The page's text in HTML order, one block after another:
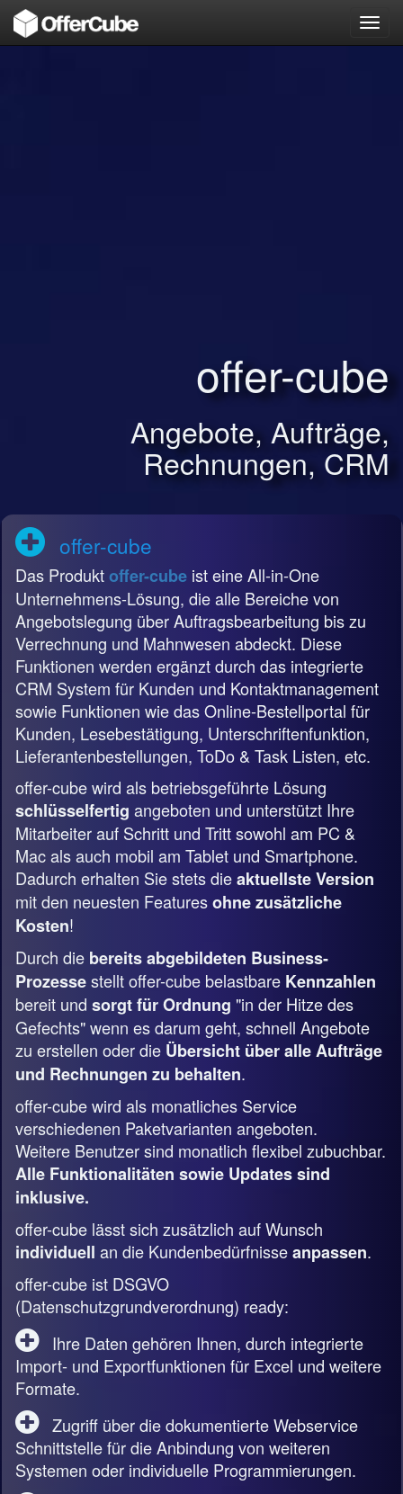
offer-cube
Angebote, Aufträge,
Rechnungen, CRM
offer-cube
Das Produktoffer-cube ist eine All-in-One
Unternehmens-Lösung, die alle Bereiche von
Angebotslegung über Auftragsbearbeitung bis zu
Verrechnung und Mahnwesen abdeckt. Diese
Funktionen werden ergänzt durch das integrierte
CRM System für Kunden und Kontaktmanagement
sowie Funktionen wie das Online-Bestellportal für
Kunden, Lesebestätigung, Unterschriftenfunktion,
Lieferantenbestellungen, ToDo & Task Listen, etc.
offer-cube wird als betriebsgeführte Lösung
schlüsselfertig angeboten und unterstützt Ihre
Mitarbeiter auf Schritt und Tritt sowohl am PC &
Mac als auch mobil am Tablet und Smartphone.
Dadurch erhalten Sie stets dieaktuellste Version
mit den neuesten Featuresohne zusätzliche
Kosten!
Durch die bereits abgebildeten Business-
Prozessestellt offer-cube belastbare Kennzahlen
bereit und sorgt für Ordnung "in der Hitze des
Gefechts" wenn es darum geht, schnell Angebote
zu erstellen oder die Übersicht über alle Aufträge
und Rechnungen zu behalten.
offer-cube wird als monatliches Service
verschiedenen Paketvarianten angeboten.
Weitere Benutzer sind monatlich flexibel zubuchbar.
Alle Funktionalitäten sowie Updates sind
inklusive.
offer-cube lässt sich zusätzlich auf Wunsch
individuell an die Kundenbedürfnisseanpassen.
offer-cube ist DSGVO
(Datenschutzgrundverordnung) ready:
Ihre Daten gehören Ihnen, durch integrierte
Import- und Exportfunktionen für Excel und weitere
Formate.
Zugriff über die dokumentierte Webservice
Schnittstelle für die Anbindung von weiteren
Systemen oder individuelle Programmierungen.